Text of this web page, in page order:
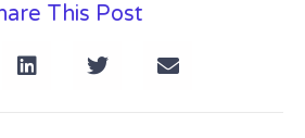
This Post